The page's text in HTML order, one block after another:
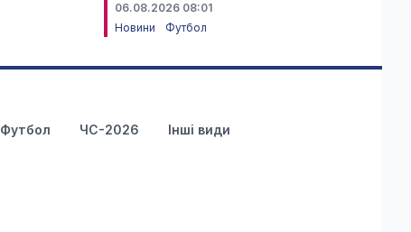
06.08.2026 08:01
Новини
Футбол
Футбол ЧС-2026 Інші види